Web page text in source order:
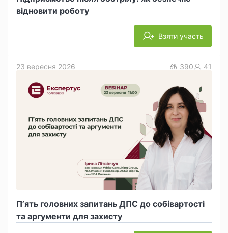
відновити роботу
Взяти участь
П’ять головних запитань ДПС до собівартості
та аргументи для захисту
23 вересня 2026 390 41